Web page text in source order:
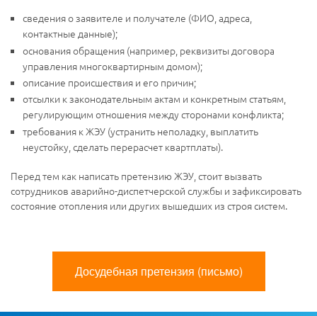
сведения о заявителе и получателе (ФИО, адреса,
контактные данные);
основания обращения (например, реквизиты договора
управления многоквартирным домом);
описание происшествия и его причин;
отсылки к законодательным актам и конкретным статьям,
регулирующим отношения между сторонами конфликта;
требования к ЖЭУ (устранить неполадку, выплатить
неустойку, сделать перерасчет квартплаты).
Перед тем как написать претензию ЖЭУ, стоит вызвать
сотрудников аварийно-диспетчерской службы и зафиксировать
состояние отопления или других вышедших из строя систем.
Досудебная претензия (письмо)